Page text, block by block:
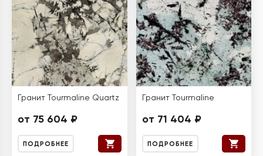
Гранит Tourmaline Quartz
от 75 604 ₽
ПОДРОБНЕЕ
Гранит Tourmaline
от 71 404 ₽
ПОДРОБНЕЕ